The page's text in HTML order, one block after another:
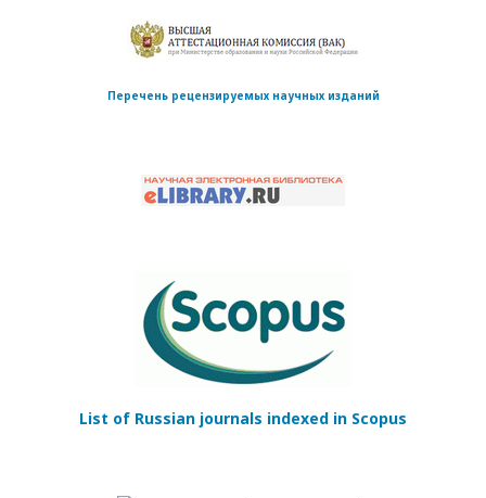
Перечень рецензируемых научных изданий
List of Russian journals indexed in Scopus